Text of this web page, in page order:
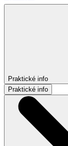
Praktické info
Praktické info